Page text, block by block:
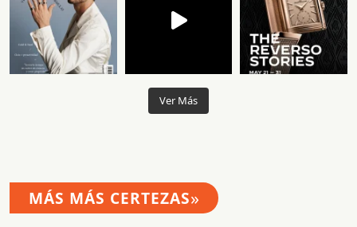
Ver Más
MÁS MÁS CERTEZAS»